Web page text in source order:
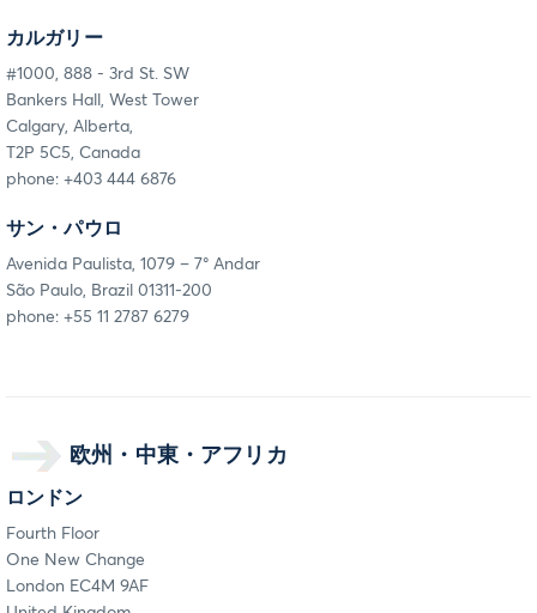
カルガリー
#1000, 888 - 3rd St. SW
Bankers Hall, West Tower
Calgary, Alberta,
T2P 5C5, Canada
phone: +403 444 6876
サン・パウロ
Avenida Paulista, 1079 – 7° Andar
São Paulo, Brazil 01311-200
phone: +55 11 2787 6279
欧州・中東・アフリカ
ロンドン
Fourth Floor
One New Change
London EC4M 9AF